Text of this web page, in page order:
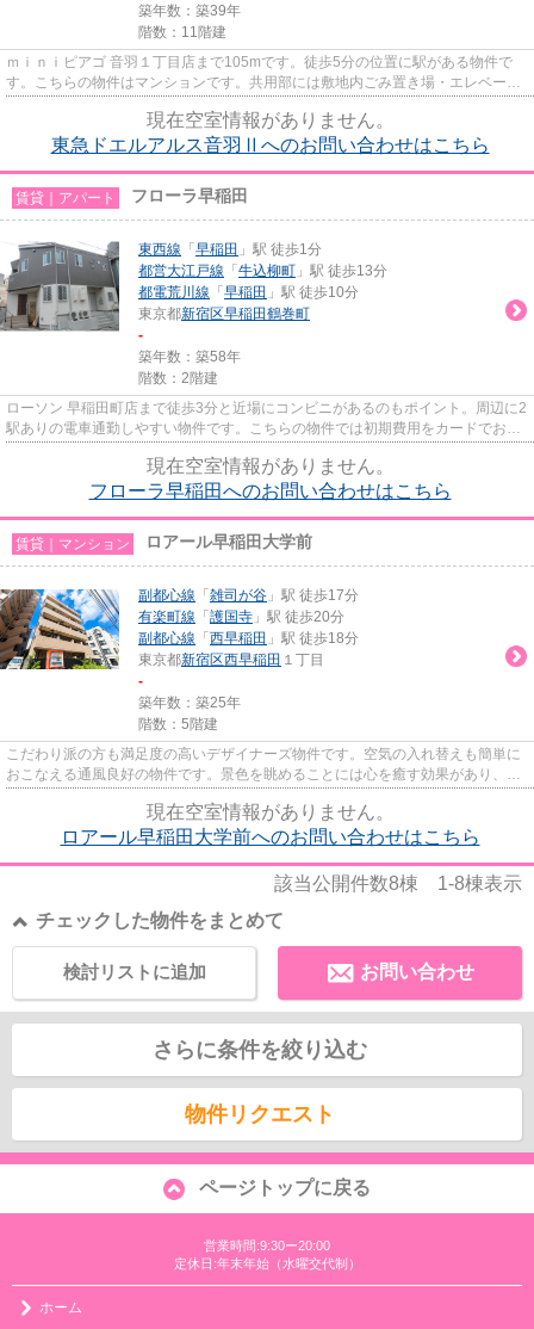
築年数：築39年
階数：11階建
ｍｉｎｉピアゴ 音羽１丁目店まで105mです。徒歩5分の位置に駅がある物件で
す。こちらの物件はマンションです。共用部には敷地内ごみ置き場・エレベータ
現在空室情報がありません。
東急ドエルアルス音羽Ⅱへのお問い合わせはこちら
賃貸｜アパート フローラ早稲田
東西線 「 早稲田 」駅 徒歩1分
都営大江戸線 「 牛込柳町 」駅 徒歩13分
都電荒川線 「 早稲田 」駅 徒歩10分
東京都新宿区早稲田鶴巻町
-
築年数：築58年
階数：2階建
ローソン 早稲田町店まで徒歩3分と近場にコンビニがあるのもポイント。周辺に2
駅ありの電車通勤しやすい物件です。こちらの物件では初期費用をカードでお支
現在空室情報がありません。
フローラ早稲田へのお問い合わせはこちら
賃貸｜マンション ロアール早稲田大学前
副都心線 「 雑司が谷 」駅 徒歩17分
有楽町線 「 護国寺 」駅 徒歩20分
副都心線 「 西早稲田 」駅 徒歩18分
東京都新宿区西早稲田 １丁目
-
築年数：築25年
階数：5階建
こだわり派の方も満足度の高いデザイナーズ物件です。空気の入れ替えも簡単に
おこなえる通風良好の物件です。景色を眺めることには心を癒す効果があり、視
現在空室情報がありません。
ロアール早稲田大学前へのお問い合わせはこちら
該当公開件数8棟 1-8棟表示
チェックした物件をまとめて
お問い合わせ
検討リストに追加
さらに条件を絞り込む
物件リクエスト
ページトップに戻る
営業時間:9:30ー20:00
定休日:年末年始（水曜交代制）
ホーム